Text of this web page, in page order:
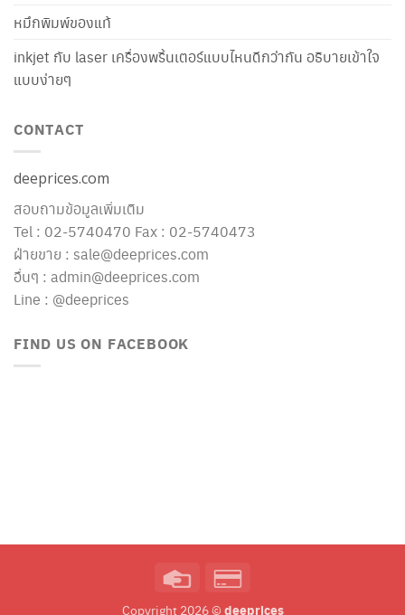
หมึกพิมพ์ของแท้
inkjet กับ laser เครื่องพริ้นเตอร์แบบไหนดีกว่ากัน อธิบายเข้าใจ
แบบง่ายๆ
CONTACT
deeprices.com
สอบถามข้อมูลเพิ่มเติม
Tel : 02-5740470 Fax : 02-5740473
ฝ่ายขาย : sale@deeprices.com
อื่นๆ : admin@deeprices.com
Line : @deeprices
FIND US ON FACEBOOK
Credit
Copyright 2026 © deeprices